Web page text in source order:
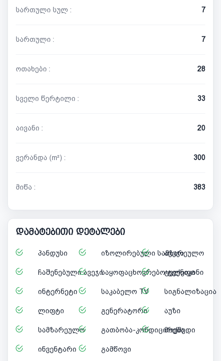
სართული სულ : 7
სართული : 7
ოთახები : 28
სველი წერტილი : 33
აივანი : 20
ვერანდა (m²) : 300
მიწა : 383
დამატებითი დეტალები
პანდუსი იზოლირებული სამზარეულო
ავეჯი
ჩაშენებული ავეჯისაყოფაცხოვრებო ტექნიკა
ტელეფონი
ინტერნეტი საკაბელო TV სიგნალიზაცია
ლიფტი გენერატორი აუზი
სამზარეულო გათბობა-კონდიცირება
მოქმედი
ინვენტარი გამწოვი